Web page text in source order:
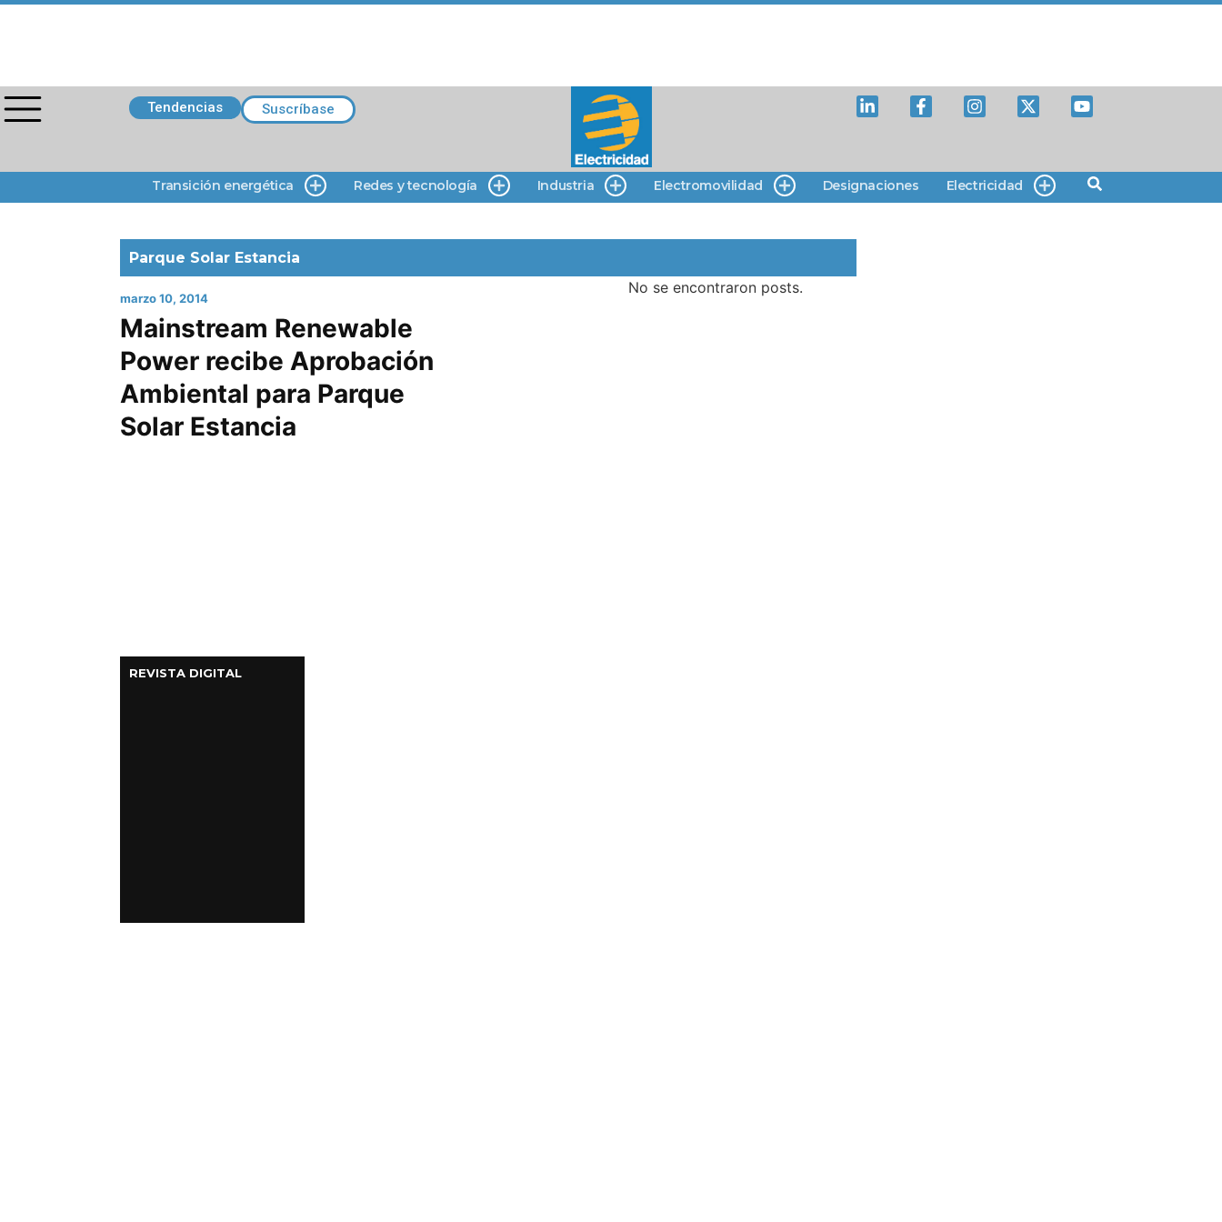
Tendencias Suscríbase
Transición energética Redes y tecnología Industria Electromovilidad Designaciones Electricidad
Parque Solar Estancia
marzo 10, 2014
Mainstream Renewable
Power recibe Aprobación
Ambiental para Parque
Solar Estancia
No se encontraron posts.
REVISTA DIGITAL